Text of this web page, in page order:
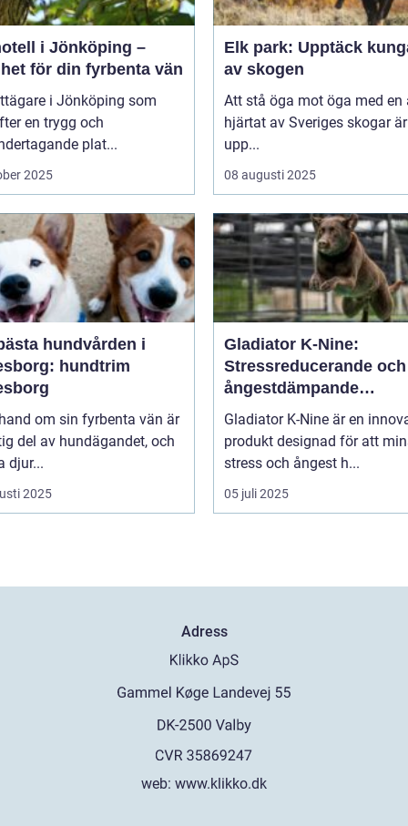
i Jönköping –
för din fyrbenta vän
i Jönköping som
en trygg och
plat...
2025
Elk park: Upptäck
av skogen
Att stå öga mot öga med en
hjärtat av Sveriges skogar
upp...
08 augusti 2025
hundvården i
hundtrim
om sin fyrbenta vän är
del av hundägandet, och
djur...
2025
Gladiator K-Nine:
Stressreducerande och
ångestdämpande
hundhalsband
Gladiator K-Nine är en
produkt designad för att
stress och ångest h...
05 juli 2025
Adress
web: www.klikko.dk